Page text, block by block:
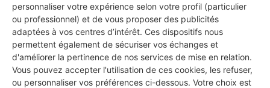
personnaliser votre expérience selon votre profil (particulier
ou professionnel) et de vous proposer des publicités
adaptées à vos centres d’intérêt. Ces dispositifs nous
permettent également de sécuriser vos échanges et
d'améliorer la pertinence de nos services de mise en relation.
Vous pouvez accepter l'utilisation de ces cookies, les refuser,
ou personnaliser vos préférences ci-dessous. Votre choix est
DEMANDER UN DEVIS